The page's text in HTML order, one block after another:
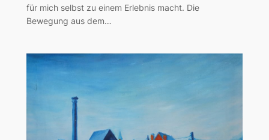
für mich selbst zu einem Erlebnis macht. Die
Bewegung aus dem…